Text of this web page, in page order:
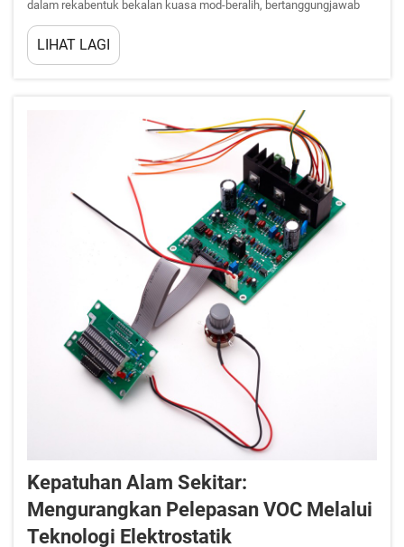
dalam rekabentuk bekalan kuasa mod-beralih, bertanggungjawab
terhadap penyimpanan tenaga, penukaran voltan, dan pengasingan
galvanik—semuanya dalam satu susunan magnetik tunggal. Oleh
LIHAT LAGI
Kepatuhan Alam Sekitar:
Mengurangkan Pelepasan VOC Melalui
Teknologi Elektrostatik